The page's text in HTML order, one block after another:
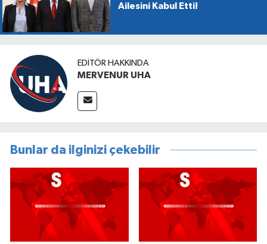
Ailesini Kabul Etti!
EDITÖR HAKKINDA
MERVENUR UHA
Bunlar da ilginizi çekebilir